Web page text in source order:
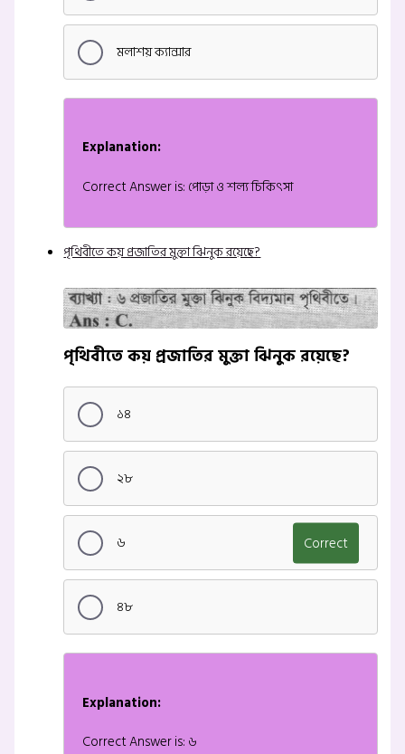
মলাশয় ক্যান্সার
Explanation:
Correct Answer is: পোড়া ও শল্য চিকিৎসা
পৃথিবীতে কয় প্রজাতির মুক্তা ঝিনুক রয়েছে?
পৃথিবীতে কয় প্রজাতির মুক্তা ঝিনুক রয়েছে?
১৪
২৮
৬ Correct
৪৮
Explanation:
Correct Answer is: ৬